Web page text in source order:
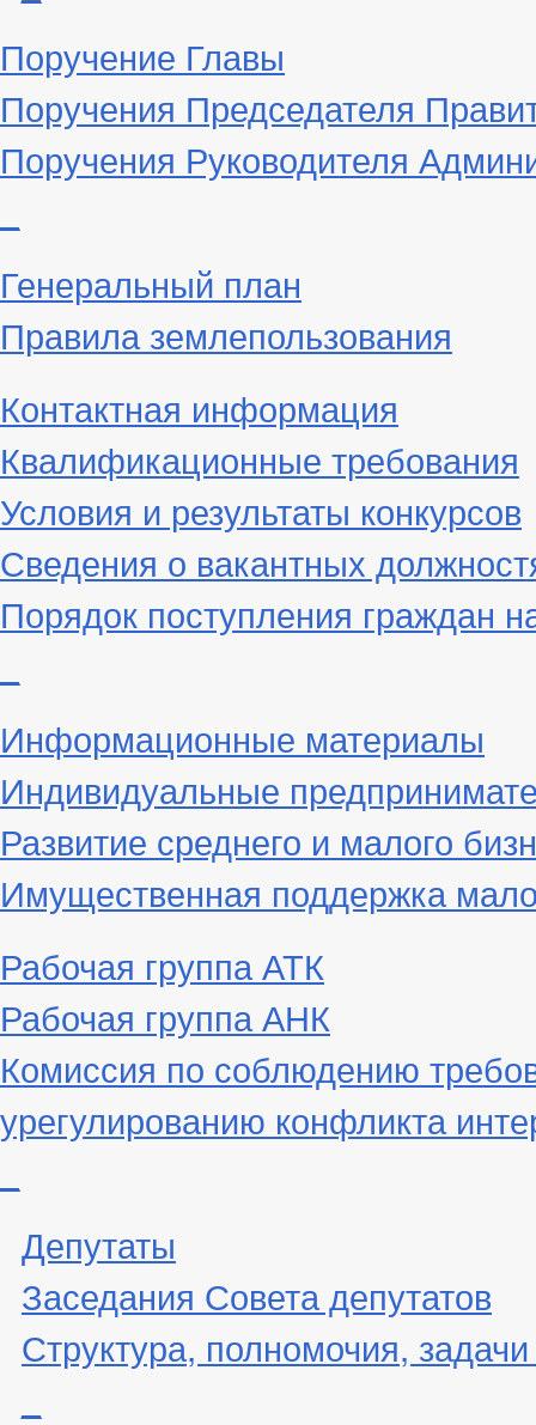
Поручение Главы
Поручения Председателя
Поручения Руководителя
Генеральный план
Правила землепользования
Контактная информация
Квалификационные требования
Условия и результаты конкурсов
Сведения о вакантных
Порядок поступления граждан
Информационные материалы
Индивидуальные
Развитие среднего и малого
Имущественная поддержка
Рабочая группа АТК
Рабочая группа АНК
Комиссия по соблюдению
урегулированию конфликта
Депутаты
Заседания Совета депутатов
Структура, полномочия,